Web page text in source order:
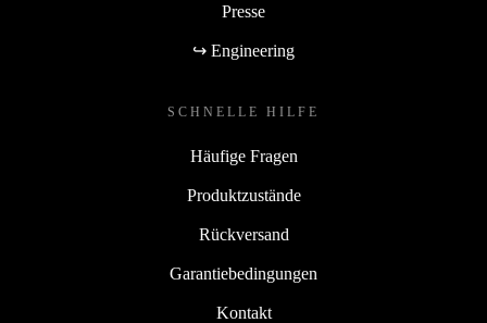
Presse
↪ Engineering
SCHNELLE HILFE
Häufige Fragen
Produktzustände
Rückversand
Garantiebedingungen
Kontakt